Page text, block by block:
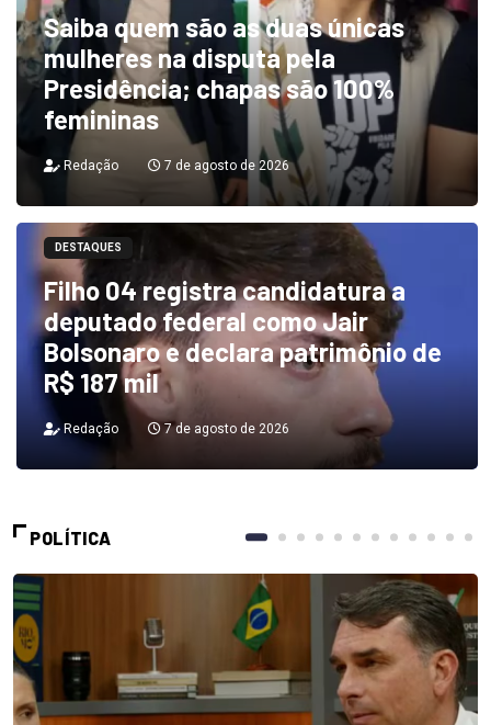
Saiba quem são as duas únicas
mulheres na disputa pela
Presidência; chapas são 100%
femininas
Redação 7 de agosto de 2026
DESTAQUES
Filho 04 registra candidatura a
deputado federal como Jair
Bolsonaro e declara patrimônio de
R$ 187 mil
Redação 7 de agosto de 2026
POLÍTICA